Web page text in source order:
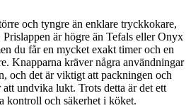
och tyngre än enklare tryckkokare,
är högre än Tefals eller Onyx
du får en mycket exakt timer och en
Knapparna kräver några användningar
och det är viktigt att packningen och
undvika lukt. Trots detta är det ett
kontroll och säkerhet i köket.